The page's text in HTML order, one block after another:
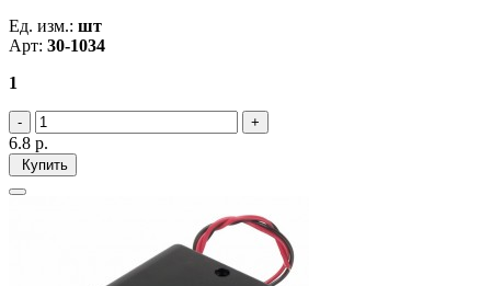
Ед. изм.: шт
Арт: 30-1034
1
6.8 р.
Купить